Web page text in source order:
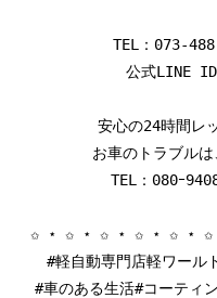
TEL： 073-
公式LINE
安心の24時間レ
お車のトラブル
TEL：080ｰ
✩ ⋆ ✩ ⋆ ✩ ⋆ ✩ ⋆ ✩ ⋆
#軽自動専門店軽ワール
#車のある生活#コーティ